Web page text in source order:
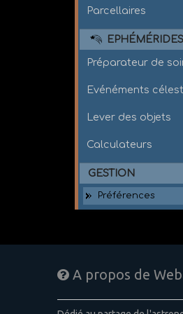
Parcellaires
Préparateur de
Evénéments
Lever des objets
Calculateurs
GESTION
Préférences
A propos de